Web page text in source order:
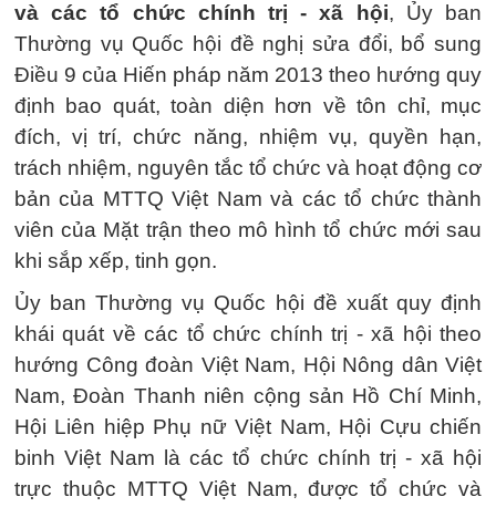
và các tổ chức chính trị - xã hội, Ủy ban
Thường vụ Quốc hội đề nghị sửa đổi, bổ sung
Điều 9 của Hiến pháp năm 2013 theo hướng quy
định bao quát, toàn diện hơn về tôn chỉ, mục
đích, vị trí, chức năng, nhiệm vụ, quyền hạn,
trách nhiệm, nguyên tắc tổ chức và hoạt động cơ
bản của MTTQ Việt Nam và các tổ chức thành
viên của Mặt trận theo mô hình tổ chức mới sau
khi sắp xếp, tinh gọn.
Ủy ban Thường vụ Quốc hội đề xuất quy định
khái quát về các tổ chức chính trị - xã hội theo
hướng Công đoàn Việt Nam, Hội Nông dân Việt
Nam, Đoàn Thanh niên cộng sản Hồ Chí Minh,
Hội Liên hiệp Phụ nữ Việt Nam, Hội Cựu chiến
binh Việt Nam là các tổ chức chính trị - xã hội
trực thuộc MTTQ Việt Nam, được tổ chức và